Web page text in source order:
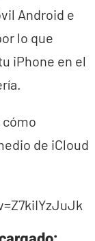
Android e
lo que
iPhone en el
de iCloud